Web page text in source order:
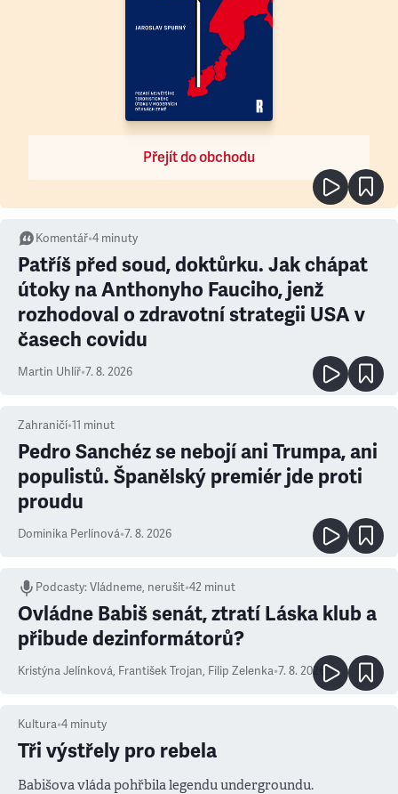
Přejít do obchodu
Komentář•4 minuty
Patříš před soud, doktůrku. Jak chápat
útoky na Anthonyho Fauciho, jenž
rozhodoval o zdravotní strategii USA v
časech covidu
Martin Uhlíř•7. 8. 2026
Zahraničí•11 minut
Pedro Sanchéz se nebojí ani Trumpa, ani
populistů. Španělský premiér jde proti
proudu
Dominika Perlínová•7. 8. 2026
Podcasty:Vládneme, nerušit•42 minut
Ovládne Babiš senát, ztratí Láska klub a
přibude dezinformátorů?
Kristýna Jelínková, František Trojan, Filip Zelenka•7. 8. 2026
Kultura•4 minuty
Tři výstřely pro rebela
Babišova vláda pohřbila legendu undergroundu.